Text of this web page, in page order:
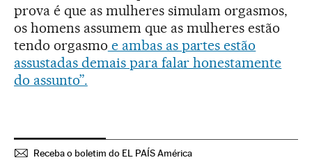
prova é que as mulheres simulam orgasmos,
os homens assumem que as mulheres estão
tendo orgasmo e ambas as partes estão
assustadas demais para falar honestamente
do assunto”.
Receba o boletim do EL PAÍS América